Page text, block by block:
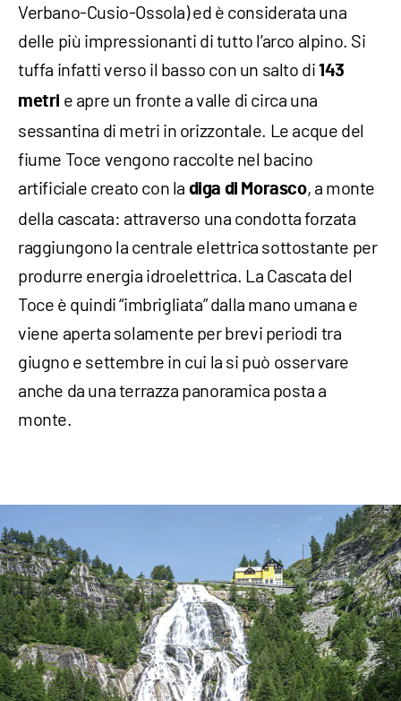
Verbano-Cusio-Ossola) ed è considerata una
delle più impressionanti di tutto l’arco alpino. Si
tuffa infatti verso il basso con un salto di143
metri e apre un fronte a valle di circa una
sessantina di metri in orizzontale. Le acque del
fiume Toce vengono raccolte nel bacino
artificiale creato con la diga di Morasco, a monte
della cascata: attraverso una condotta forzata
raggiungono la centrale elettrica sottostante per
produrre energia idroelettrica. La Cascata del
Toce è quindi “imbrigliata” dalla mano umana e
viene aperta solamente per brevi periodi tra
giugno e settembre in cui la si può osservare
anche da una terrazza panoramica posta a
monte.